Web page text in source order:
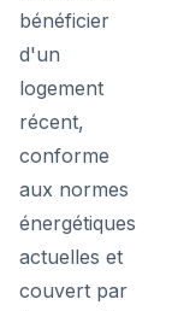
bénéficier
d'un
logement
récent,
conforme
aux normes
énergétiques
actuelles et
couvert par